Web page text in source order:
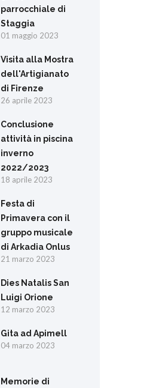
parrocchiale di
Staggia
01 maggio 2023
Visita alla Mostra
dell'Artigianato
di Firenze
26 aprile 2023
Conclusione
attività in piscina
inverno
2022/2023
18 aprile 2023
Festa di
Primavera con il
gruppo musicale
di Arkadia Onlus
21 marzo 2023
Dies Natalis San
Luigi Orione
12 marzo 2023
Gita ad Apimell
04 marzo 2023
Memorie di